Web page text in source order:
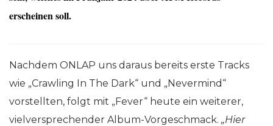
erscheinen soll.
Nachdem ONLAP uns daraus bereits erste Tracks
wie „Crawling In The Dark“ und „Nevermind“
vorstellten, folgt mit „Fever“ heute ein weiterer,
vielversprechender Album-Vorgeschmack. „Hier